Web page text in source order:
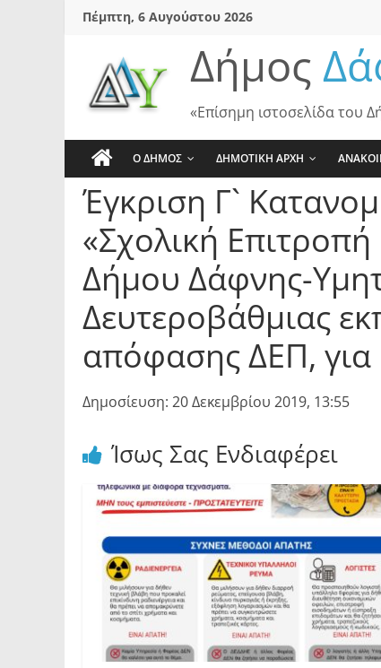
SkipΠέμπτη, 6 Αυγούστου 2026
Δήμος
«Επίσημη ιστοσελίδα του
Ο ΔΗΜΟΣ ΔΗΜΟΤΙΚΗ ΑΡΧΗ
Έγκριση Γ`
«Σχολική
Δήμου Δάφνης-
Δευτεροβάθμιας
απόφασης ΔΕΠ, για
Δημοσίευση: 20 Δεκεμβρίου 2019, 13:55
Ίσως Σας Ενδιαφέρει